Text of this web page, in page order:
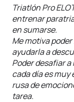
Triatlón Pro
entrenar
en sumarse.
Me motiva
ayudarla a
Poder desafiar a
cada día es
rusa de
tarea.